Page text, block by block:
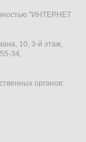
"ИНТЕРНЕТ
10, 3-й этаж,
34,
органов: